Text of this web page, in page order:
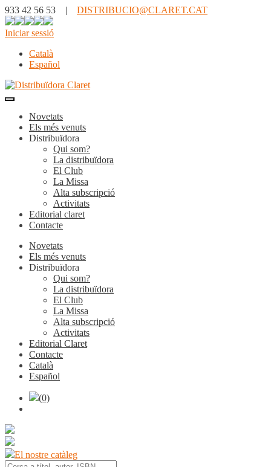
933 42 56 53 | DISTRIBUCIO@CLARET.CAT
Iniciar sessió
Català
Español
Novetats
Els més venuts
Distribuïdora
Qui som?
La distribuïdora
El Club
La Missa
Alta subscripció
Activitats
Editorial claret
Contacte
Novetats
Els més venuts
Distribuïdora
Qui som?
La distribuïdora
El Club
La Missa
Alta subscripció
Activitats
Editorial Claret
Contacte
Català
Español
(0)
El nostre catàleg